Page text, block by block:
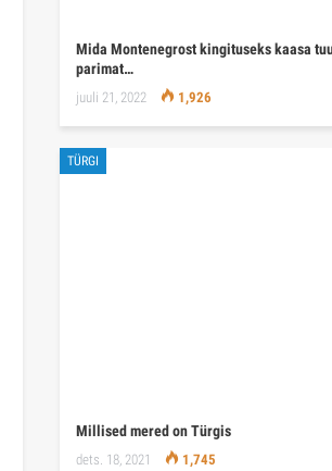
Mida Montenegrost kingituseks kaasa
parimat…
juuli 21, 2022 1,926
TÜRGI
Millised mered on Türgis
dets. 18, 2021 1,745